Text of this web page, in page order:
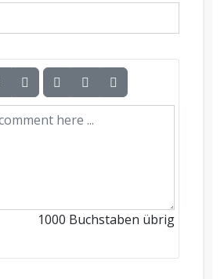
1000 Buchstaben übrig